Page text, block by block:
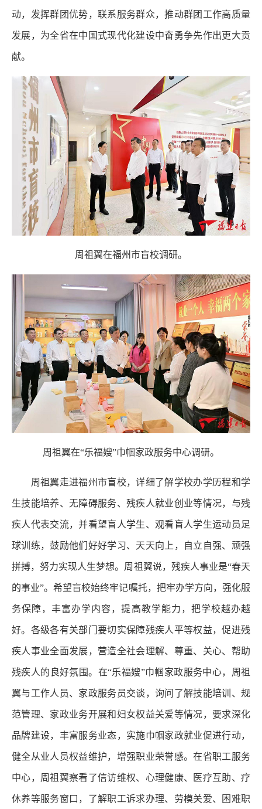
动，发挥群团优势，联系服务群众，推动群团工作高质量
发展，为全省在中国式现代化建设中奋勇争先作出更大贡
献。
周祖翼在福州市盲校调研。
周祖翼在“乐福嫂”巾帼家政服务中心调研。
周祖翼走进福州市盲校，详细了解学校办学历程和学
生技能培养、无障碍服务、残疾人就业创业等情况，与残
疾人代表交流，并看望盲人学生、观看盲人学生运动员足
球训练，鼓励他们好好学习、天天向上，自立自强、顽强
拼搏，努力实现人生梦想。周祖翼说，残疾人事业是“春天
的事业”。希望盲校始终牢记嘱托，把牢办学方向，强化服
务保障，丰富办学内容，提高教学能力，把学校越办越
好。各级各有关部门要切实保障残疾人平等权益，促进残
疾人事业全面发展，营造全社会理解、尊重、关心、帮助
残疾人的良好氛围。在“乐福嫂”巾帼家政服务中心，周祖
翼与工作人员、家政服务员交谈，询问了解技能培训、规
范管理、家政业务开展和妇女权益关爱等情况，要求深化
品牌建设，丰富服务业态，实施巾帼家政就业促进行动，
健全从业人员权益维护，增强职业荣誉感。在省职工服务
中心，周祖翼察看了信访维权、心理健康、医疗互助、疗
休养等服务窗口，了解职工诉求办理、劳模关爱、困难职